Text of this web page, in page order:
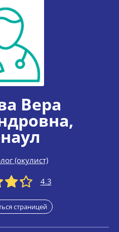
Вера
,
(окулист)
4.3
страницей